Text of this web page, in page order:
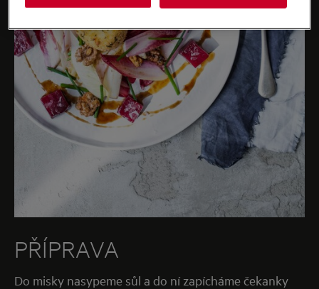
PŘÍPRAVA
Do misky nasypeme sůl a do ní zapícháme čekanky